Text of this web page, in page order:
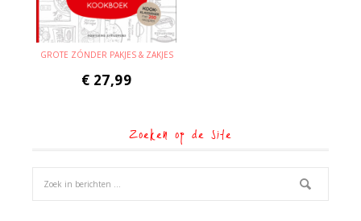
GROTE ZÓNDER PAKJES & ZAKJES
€ 27,99
Zoeken op de site